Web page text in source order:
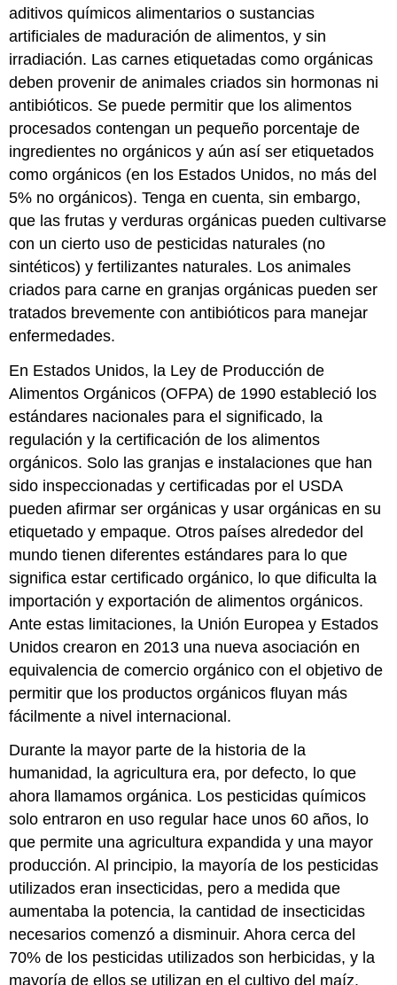
aditivos químicos alimentarios o sustancias
artificiales de maduración de alimentos, y sin
irradiación. Las carnes etiquetadas como orgánicas
deben provenir de animales criados sin hormonas ni
antibióticos. Se puede permitir que los alimentos
procesados contengan un pequeño porcentaje de
ingredientes no orgánicos y aún así ser etiquetados
como orgánicos (en los Estados Unidos, no más del
5% no orgánicos). Tenga en cuenta, sin embargo,
que las frutas y verduras orgánicas pueden cultivarse
con un cierto uso de pesticidas naturales (no
sintéticos) y fertilizantes naturales. Los animales
criados para carne en granjas orgánicas pueden ser
tratados brevemente con antibióticos para manejar
enfermedades.
En Estados Unidos, la Ley de Producción de
Alimentos Orgánicos (OFPA) de 1990 estableció los
estándares nacionales para el significado, la
regulación y la certificación de los alimentos
orgánicos. Solo las granjas e instalaciones que han
sido inspeccionadas y certificadas por el USDA
pueden afirmar ser orgánicas y usar orgánicas en su
etiquetado y empaque. Otros países alrededor del
mundo tienen diferentes estándares para lo que
significa estar certificado orgánico, lo que dificulta la
importación y exportación de alimentos orgánicos.
Ante estas limitaciones, la Unión Europea y Estados
Unidos crearon en 2013 una nueva asociación en
equivalencia de comercio orgánico con el objetivo de
permitir que los productos orgánicos fluyan más
fácilmente a nivel internacional.
Durante la mayor parte de la historia de la
humanidad, la agricultura era, por defecto, lo que
ahora llamamos orgánica. Los pesticidas químicos
solo entraron en uso regular hace unos 60 años, lo
que permite una agricultura expandida y una mayor
producción. Al principio, la mayoría de los pesticidas
utilizados eran insecticidas, pero a medida que
aumentaba la potencia, la cantidad de insecticidas
necesarios comenzó a disminuir. Ahora cerca del
70% de los pesticidas utilizados son herbicidas, y la
mayoría de ellos se utilizan en el cultivo del maíz.